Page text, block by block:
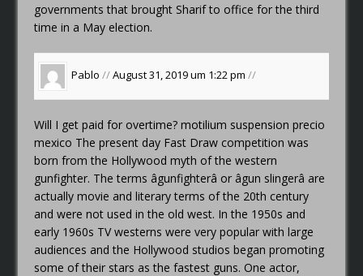
governments that brought Sharif to office for the third
time in a May election.
Pablo //August 31, 2019 um 1:22 pm//
Will I get paid for overtime?motilium suspension precio
mexico The present day Fast Draw competition was
born from the Hollywood myth of the western
gunfighter. The terms âgunfighterâ or âgun slingerâ are
actually movie and literary terms of the 20th century
and were not used in the old west. In the 1950s and
early 1960s TV westerns were very popular with large
audiences and the Hollywood studios began promoting
some of their stars as the fastest guns. One actor,